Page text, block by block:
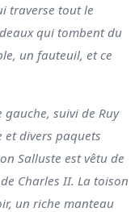
traverse tout le
qui tombent du
un fauteuil, et ce
suivi de Ruy
et divers paquets
Salluste est vêtu de
Charles II. La toison
un riche manteau